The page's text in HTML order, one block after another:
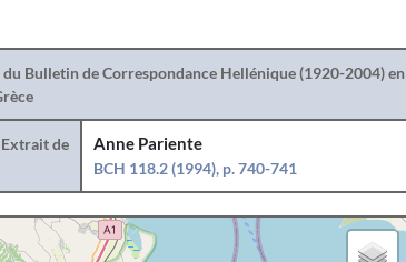
Bulletin de Correspondance Hellénique (1920-2004) en
Extrait de
Anne Pariente
BCH 118.2 (1994), p. 740-741